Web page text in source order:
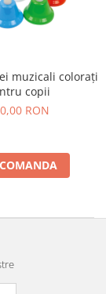
muzicali colorați
copii
RON